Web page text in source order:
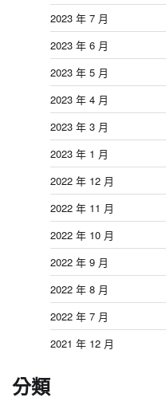
2023 年 7 月
2023 年 6 月
2023 年 5 月
2023 年 4 月
2023 年 3 月
2023 年 1 月
2022 年 12 月
2022 年 11 月
2022 年 10 月
2022 年 9 月
2022 年 8 月
2022 年 7 月
2021 年 12 月
分類